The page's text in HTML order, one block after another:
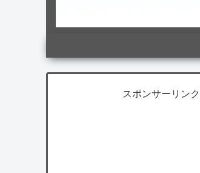
スポンサーリンク